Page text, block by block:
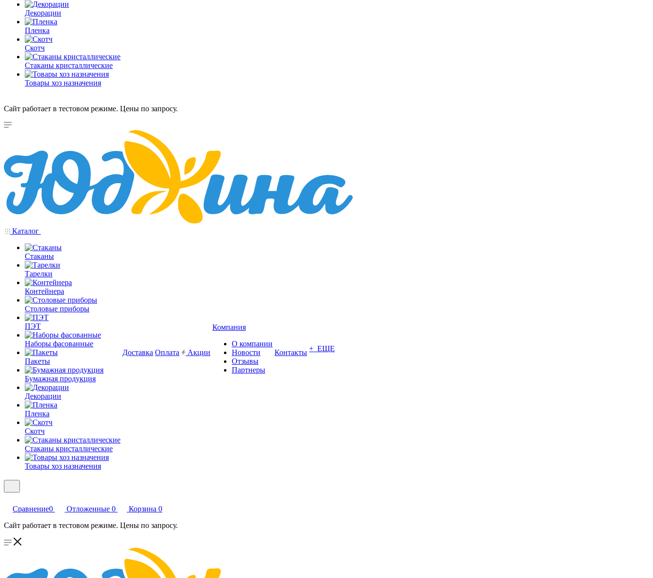
Декорации
Пленка
Скотч
Стаканы кристаллические
Товары хоз назначения
Сайт работает в тестовом режиме. Цены по запросу.
Каталог
Стаканы
Тарелки
Контейнера
Столовые приборы
ПЭТ
Наборы фасованные
Пакеты
Бумажная продукция
Декорации
Пленка
Скотч
Стаканы кристаллические
Товары хоз назначения
Доставка Оплата Акции
Компания
О компании
Новости
Отзывы
Партнеры
Контакты + ЕЩЕ
Сравнение0 Отложенные 0 Корзина 0
Сайт работает в тестовом режиме. Цены по запросу.